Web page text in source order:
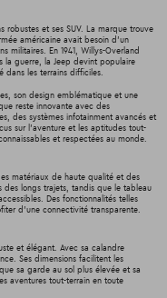
robustes et ses SUV. La marque trouve
américaine avait besoin d'un
militaires. En 1941, Willys-Overland
la guerre, la Jeep devint populaire
dans les terrains difficiles.
son design emblématique et une
reste innovante avec des
des systèmes infotainment avancés et
sur l'aventure et les aptitudes tout-
et respectées au monde.
matériaux de haute qualité et des
des longs trajets, tandis que le tableau
Des fonctionnalités telles
d'une connectivité transparente.
et élégant. Avec sa calandre
Ses dimensions facilitent les
sa garde au sol plus élevée et sa
aventures tout-terrain en toute